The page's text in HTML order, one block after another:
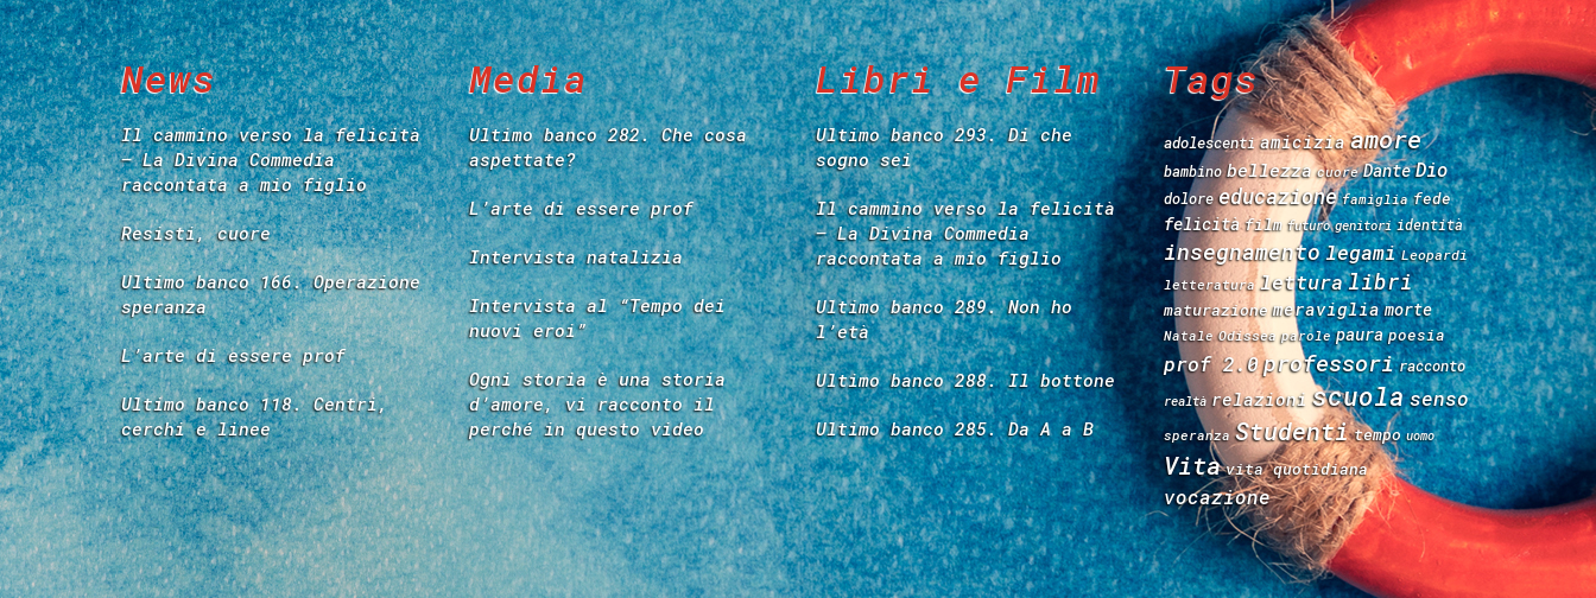
News
Il cammino verso la felicità
– La Divina Commedia
raccontata a mio figlio
Resisti, cuore
Ultimo banco 166. Operazione
speranza
L’arte di essere prof
Ultimo banco 118. Centri,
cerchi e linee
Media
Ultimo banco 282. Che cosa
aspettate?
L’arte di essere prof
Intervista natalizia
Intervista al “Tempo dei
nuovi eroi”
Ogni storia è una storia
d’amore, vi racconto il
perché in questo video
Libri e Film
Ultimo banco 293. Di che
sogno sei
Il cammino verso la felicità
– La Divina Commedia
raccontata a mio figlio
Ultimo banco 289. Non ho
l’età
Ultimo banco 288. Il bottone
Ultimo banco 285. Da A a B
Tags
adolescenti amicizia amore
bambino bellezza cuore Dante Dio
dolore educazione famiglia fede
felicità film futuro genitori identità
insegnamentolegami Leopardi
letteratura letturalibri
maturazione meraviglia morte
Natale Odissea parole paura poesia
prof 2.0professori racconto
realtà relazioni scuola senso
speranza Studenti tempo uomo
Vita vita quotidiana
vocazione